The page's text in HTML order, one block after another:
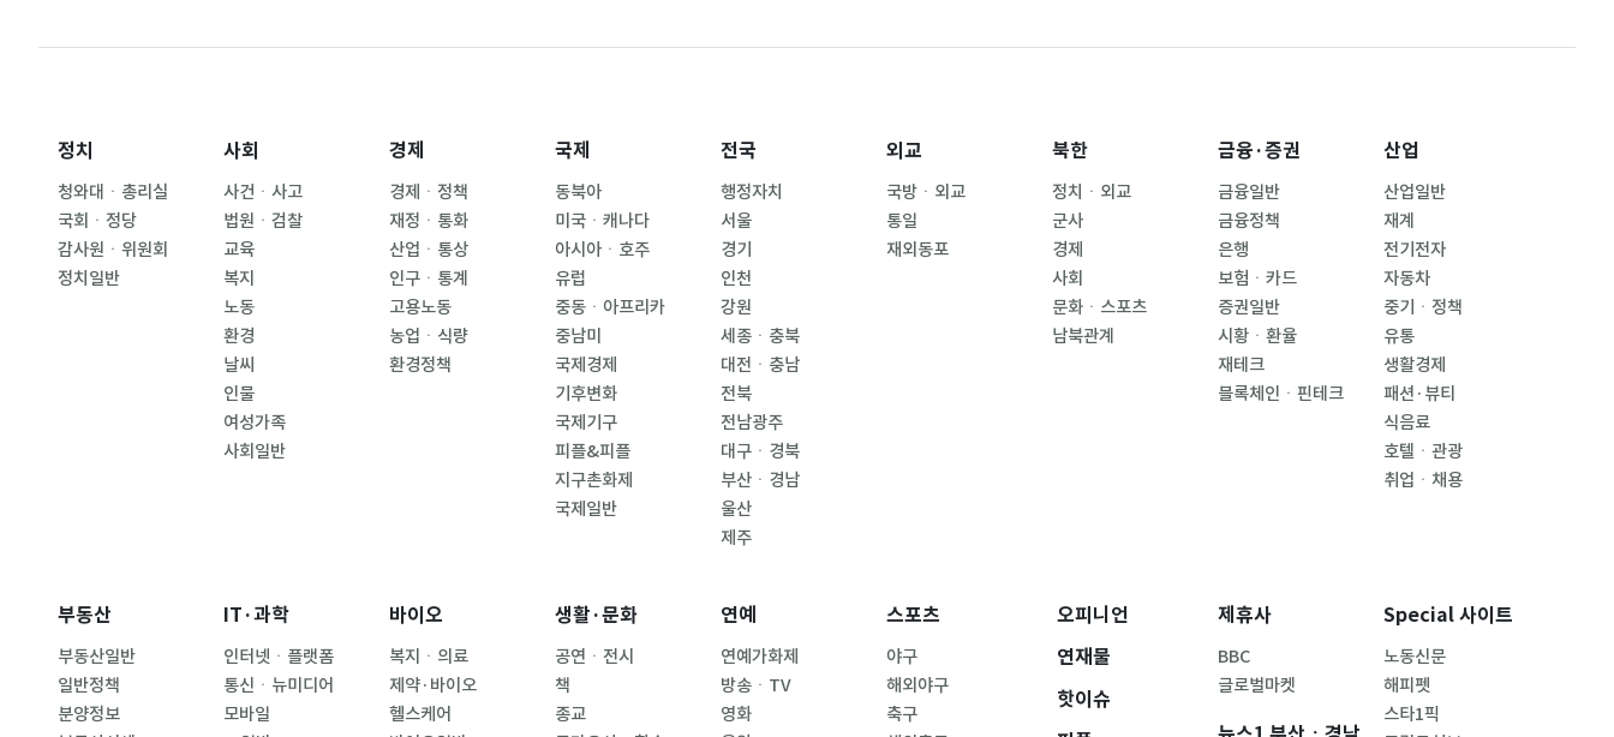
정치
청와대ㆍ총리실
국회ㆍ정당
감사원ㆍ위원회
정치일반
사회
사건ㆍ사고
법원ㆍ검찰
교육
복지
노동
환경
날씨
인물
여성가족
사회일반
경제
경제ㆍ정책
재정ㆍ통화
산업ㆍ통상
인구ㆍ통계
고용노동
농업ㆍ식량
환경정책
국제
동북아
미국ㆍ캐나다
아시아ㆍ호주
유럽
중동ㆍ아프리카
중남미
국제경제
기후변화
국제기구
피플&피플
지구촌화제
국제일반
전국
행정자치
서울
경기
인천
강원
세종ㆍ충북
대전ㆍ충남
전북
전남광주
대구ㆍ경북
부산ㆍ경남
울산
제주
외교
국방ㆍ외교
통일
재외동포
북한
정치ㆍ외교
군사
경제
사회
문화ㆍ스포츠
남북관계
금융·증권
금융일반
금융정책
은행
보험ㆍ카드
증권일반
시황ㆍ환율
재테크
블록체인ㆍ핀테크
산업
산업일반
재계
전기전자
자동차
중기ㆍ정책
유통
생활경제
패션·뷰티
식음료
호텔ㆍ관광
취업ㆍ채용
부동산
부동산일반
일반정책
분양정보
IT·과학
인터넷ㆍ플랫폼
통신ㆍ뉴미디어
모바일
바이오
복지ㆍ의료
제약·바이오
헬스케어
생활·문화
공연ㆍ전시
책
종교
연예
연예가화제
방송ㆍTV
영화
스포츠
야구
해외야구
축구
오피니언
연재물
핫이슈
제휴사
BBC
글로벌마켓
Special 사이트
노동신문
해피펫
스타1픽